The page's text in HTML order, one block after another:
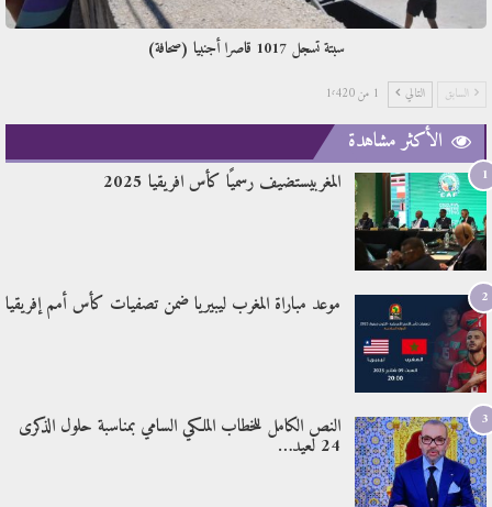
سبتة تسجل 1017 قاصرا أجنبيا (صحافة)
السابق التالي 1 من 1٬420
الأكثر مشاهدة
1 المغربيستضيف رسميًا كأس افريقيا 2025
2 موعد مباراة المغرب ليبيريا ضمن تصفيات كأس أمم إفريقيا
3 النص الكامل للخطاب الملكي السامي بمناسبة حلول الذكرى
24 لعيد…